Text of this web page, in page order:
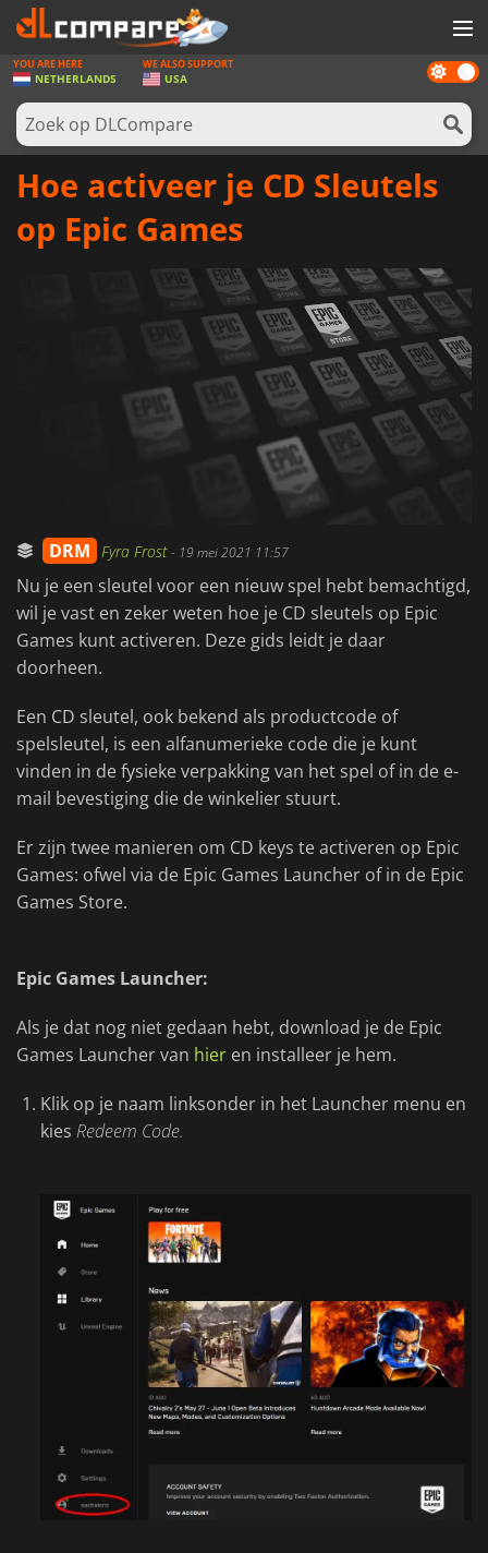
SPELLEN
GAME CARDS
SOFTWARE
NIEUWS
Dark
mode
YOU ARE HERE
NETHERLANDS
WE ALSO SUPPORT
USA
Hoe activeer je CD Sleutels
op Epic Games
DRM Fyra Frost- 19 mei 2021 11:57
Nu je een sleutel voor een nieuw spel hebt bemachtigd,
wil je vast en zeker weten hoe je CD sleutels op Epic
Games kunt activeren. Deze gids leidt je daar
doorheen.
Een CD sleutel, ook bekend als productcode of
spelsleutel, is een alfanumerieke code die je kunt
vinden in de fysieke verpakking van het spel of in de e-
mail bevestiging die de winkelier stuurt.
Er zijn twee manieren om CD keys te activeren op Epic
Games: ofwel via de Epic Games Launcher of in de Epic
Games Store.
Epic Games Launcher:
Als je dat nog niet gedaan hebt, download je de Epic
Games Launcher van hier en installeer je hem.
Klik op je naam linksonder in het Launcher menu en
kiesRedeem Code.